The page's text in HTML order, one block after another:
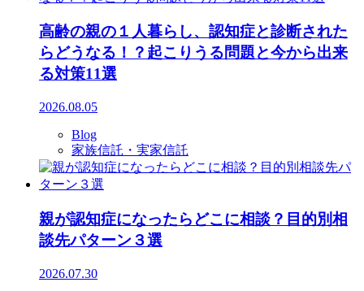
高齢の親の１人暮らし、認知症と診断された
らどうなる！？起こりうる問題と今から出来
る対策11選
2026.08.05
Blog
家族信託・実家信託
親が認知症になったらどこに相談？目的別相
談先パターン３選
2026.07.30